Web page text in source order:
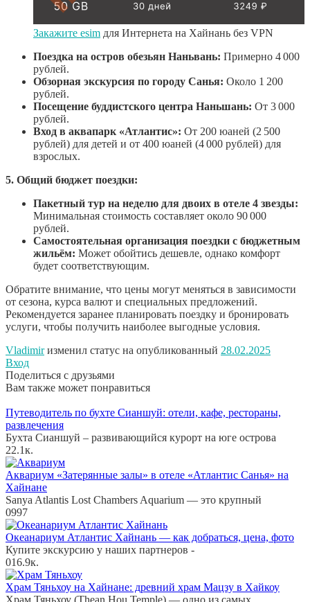
Закажите esim для Интернета на Хайнань без VPN
Поездка на остров обезьян Наньвань: Примерно 4 000
рублей.
Обзорная экскурсия по городу Санья: Около 1 200
рублей.
Посещение буддистского центра Наньшань: От 3 000
рублей.
Вход в аквапарк «Атлантис»: От 200 юаней (2 500
рублей) для детей и от 400 юаней (4 000 рублей) для
взрослых.
5. Общий бюджет поездки:
Пакетный тур на неделю для двоих в отеле 4 звезды:
Минимальная стоимость составляет около 90 000
рублей.
Самостоятельная организация поездки с бюджетным
жильём: Может обойтись дешевле, однако комфорт
будет соответствующим.
Обратите внимание, что цены могут меняться в зависимости
от сезона, курса валют и специальных предложений.
Рекомендуется заранее планировать поездку и бронировать
услуги, чтобы получить наиболее выгодные условия.
Vladimirизменил статус на опубликованный 28.02.2025
Вход
Поделиться с друзьями
Вам также может понравиться
Путеводитель по бухте Сианшуй: отели, кафе, рестораны,
развлечения
Бухта Сианшуй – развивающийся курорт на юге острова
22.1к.
Аквариум «Затерянные залы» в отеле «Атлантис Санья» на
Хайнане
Sanya Atlantis Lost Chambers Aquarium — это крупный
0997
Океанариум Атлантис Хайнань — как добраться, цена, фото
Купите экскурсию у наших партнеров -
016.9к.
Храм Тяньхоу на Хайнане: древний храм Мацзу в Хайкоу